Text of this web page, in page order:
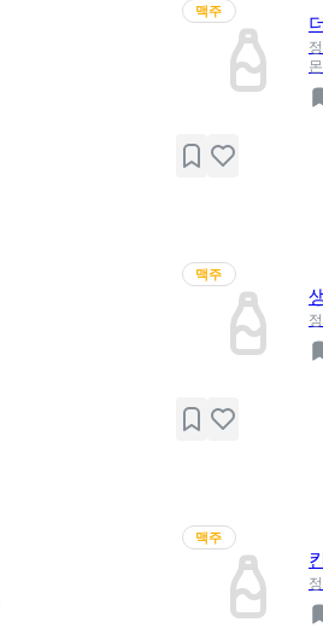
맥주
맥주
맥주